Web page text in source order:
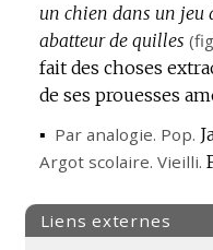
un chien dans un jeu
abatteur de quilles (
fait des choses
de ses prouesses
▪ Par analogie. Pop.
Argot scolaire. Vieilli.
Liens externes